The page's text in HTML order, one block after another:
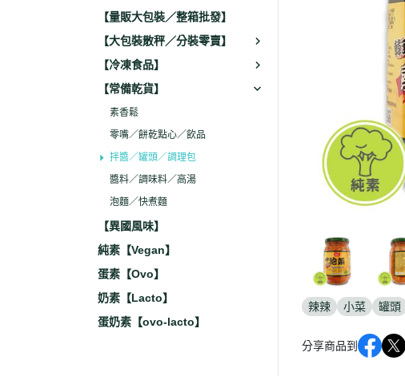
【量販大包裝／整箱批發】
【大包裝散秤／分裝零賣】
【冷凍食品】
【常備乾貨】
素香鬆
零嘴／餅乾點心／飲品
拌醬／罐頭／調理包
醬料／調味料／高湯
泡麵／快煮麵
【異國風味】
純素【Vegan】
蛋素【Ovo】
奶素【Lacto】
蛋奶素【ovo-lacto】
辣辣 小菜 罐頭
分享商品到